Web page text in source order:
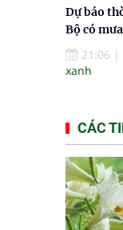
Dự báo
Bộ có
21:06 |
xanh
CÁC